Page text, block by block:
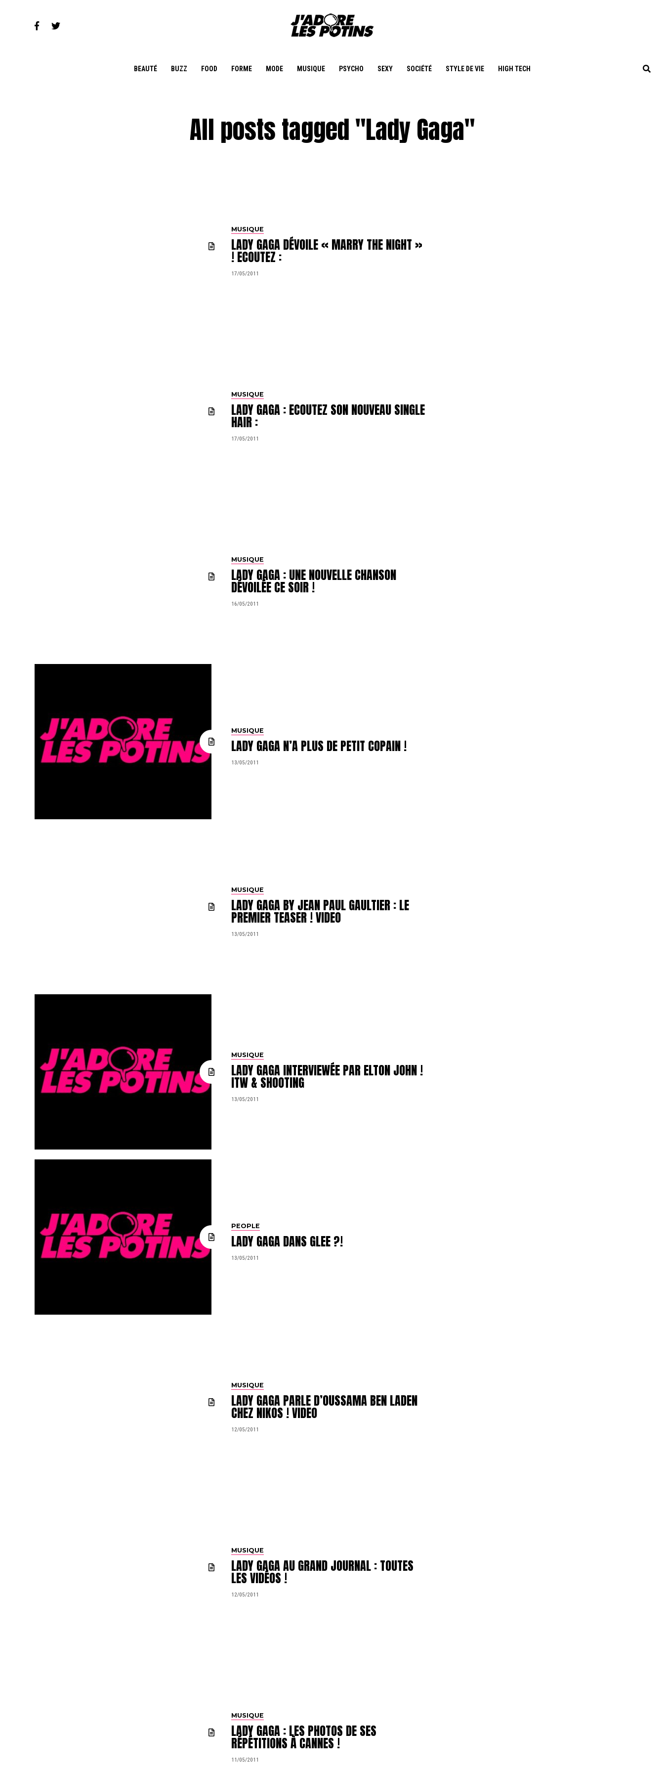
BEAUTÉ BUZZ FOOD FORME MODE MUSIQUE PSYCHO SEXY SOCIÉTÉ STYLE DE VIE HIGH TECH
All posts tagged "Lady Gaga"
MUSIQUE
LADY GAGA DÉVOILE « MARRY THE NIGHT »
! ECOUTEZ :
17/05/2011
MUSIQUE
LADY GAGA : ECOUTEZ SON NOUVEAU SINGLE
HAIR :
17/05/2011
MUSIQUE
LADY GAGA : UNE NOUVELLE CHANSON
DÉVOILÉE CE SOIR !
16/05/2011
MUSIQUE
LADY GAGA N’A PLUS DE PETIT COPAIN !
13/05/2011
MUSIQUE
LADY GAGA BY JEAN PAUL GAULTIER : LE
PREMIER TEASER ! VIDEO
13/05/2011
MUSIQUE
LADY GAGA INTERVIEWÉE PAR ELTON JOHN !
ITW & SHOOTING
13/05/2011
PEOPLE
LADY GAGA DANS GLEE ?!
13/05/2011
MUSIQUE
LADY GAGA PARLE D’OUSSAMA BEN LADEN
CHEZ NIKOS ! VIDEO
12/05/2011
MUSIQUE
LADY GAGA AU GRAND JOURNAL : TOUTES
LES VIDÉOS !
12/05/2011
MUSIQUE
LADY GAGA : LES PHOTOS DE SES
RÉPÉTITIONS À CANNES !
11/05/2011